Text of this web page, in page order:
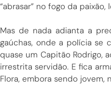
“abrasar” no fogo da
Mas de nada adianta a
gaúchas, onde a polícia se
quase um Capitão Rodrigo,
irrestrita servidão. E fica
Flora, embora sendo jovem,